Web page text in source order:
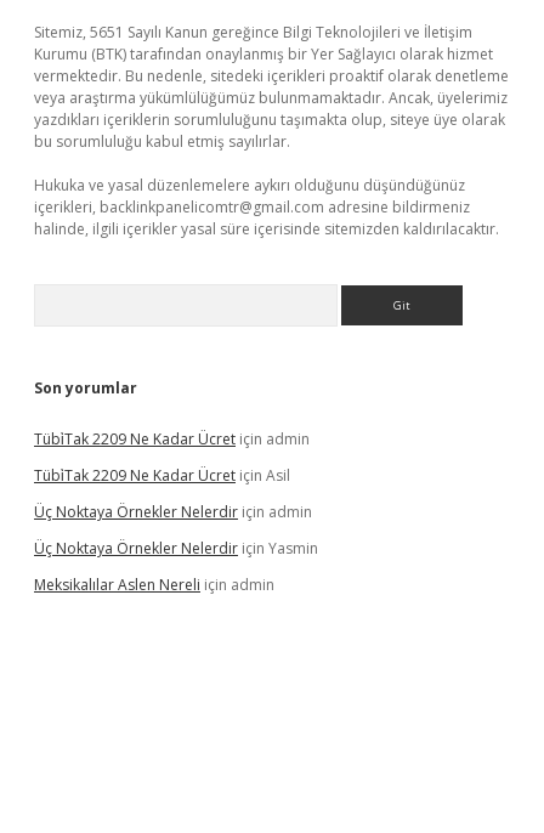
Sitemiz, 5651 Sayılı Kanun gereğince Bilgi Teknolojileri ve İletişim
Kurumu (BTK) tarafından onaylanmış bir Yer Sağlayıcı olarak hizmet
vermektedir. Bu nedenle, sitedeki içerikleri proaktif olarak denetleme
veya araştırma yükümlülüğümüz bulunmamaktadır. Ancak, üyelerimiz
yazdıkları içeriklerin sorumluluğunu taşımakta olup, siteye üye olarak
bu sorumluluğu kabul etmiş sayılırlar.
Hukuka ve yasal düzenlemelere aykırı olduğunu düşündüğünüz
içerikleri, backlinkpanelicomtr@gmail.com adresine bildirmeniz
halinde, ilgili içerikler yasal süre içerisinde sitemizden kaldırılacaktır.
Son yorumlar
Tübi̇Tak 2209 Ne Kadar Ücret için admin
Tübi̇Tak 2209 Ne Kadar Ücret için Asil
Üç Noktaya Örnekler Nelerdir için admin
Üç Noktaya Örnekler Nelerdir için Yasmin
Meksikalılar Aslen Nereli için admin